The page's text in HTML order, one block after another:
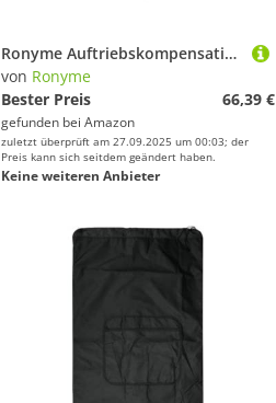
Ronyme Auftriebskompensation, doppelköpfiger Haken mit Deflationsventil für Unterwasserfotografie
von Ronyme
Bester Preis
66,39 €
gefunden bei Amazon
zuletzt überprüft am 27.09.2025 um 00:03; der
Preis kann sich seitdem geändert haben.
Keine weiteren Anbieter